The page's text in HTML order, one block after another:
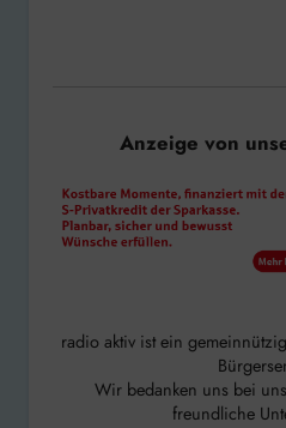
Anzeige von
radio aktiv ist ein
Wir bedanken uns bei
freundliche